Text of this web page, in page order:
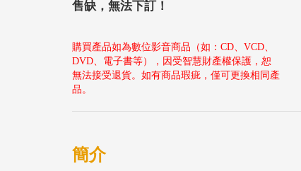
售缺，無法下訂！
購買產品如為數位影音商品（如：CD、VCD、
DVD、電子書等），因受智慧財產權保護，恕
無法接受退貨。如有商品瑕疵，僅可更換相同產
品。
簡介